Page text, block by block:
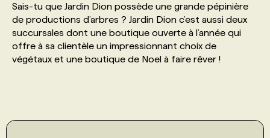
ANNONCEZ AVEC NOUS
Sais-tu que Jardin Dion possède une grande pépinière
de productions d’arbres ? Jardin Dion c’est aussi deux
succursales dont une boutique ouverte à l’année qui
offre à sa clientèle un impressionnant choix de
végétaux et une boutique de Noel à faire rêver !